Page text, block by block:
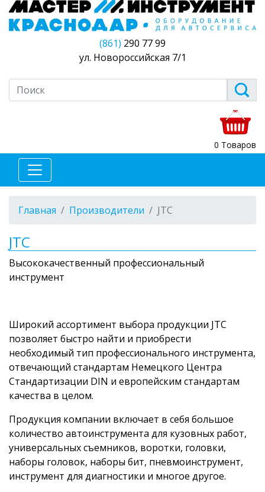
(861) 290 77 99
ул. Новороссийская 7/1
0 Товаров
Главная Производители JTC
JTC
Высококачественный профессиональный
инструмент
Широкий ассортимент выбора продукции JTC
позволяет быстро найти и приобрести
необходимый тип профессионального инструмента,
отвечающий стандартам Немецкого Центра
Стандартизации DIN и европейским стандартам
качества в целом.
Продукция компании включает в себя большое
количество автоинструмента для кузовных работ,
универсальных съемников, воротки, головки,
наборы головок, наборы бит, пневмоинструмент,
инструмент для диагностики и многое другое.